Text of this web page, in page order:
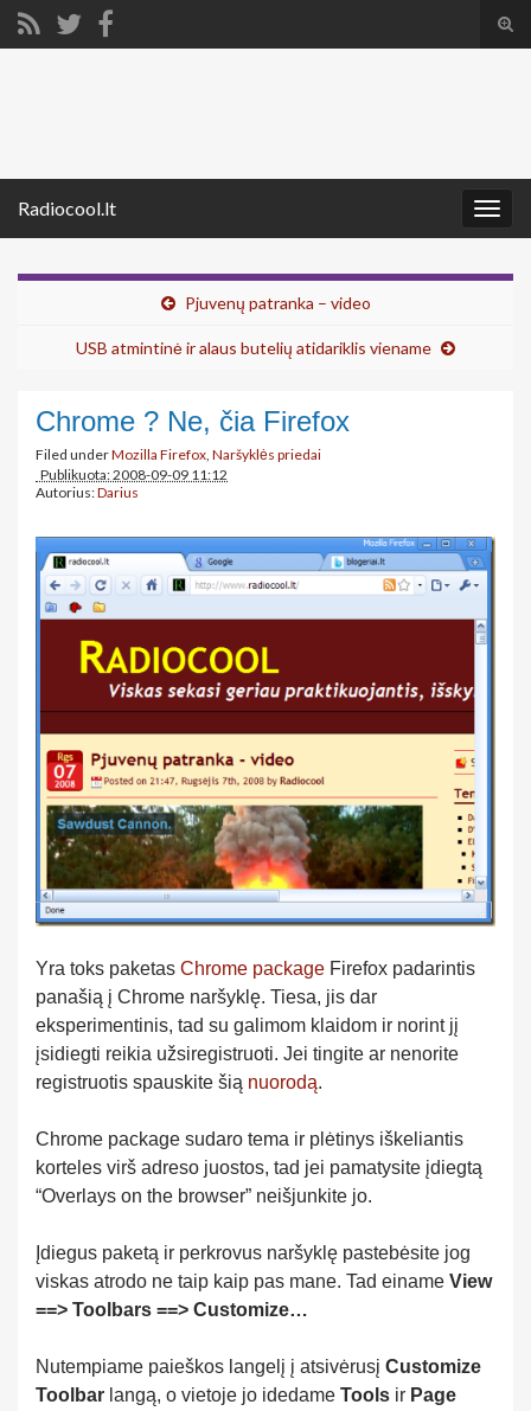
Radiocool.lt
Pjuvenų patranka – video
USB atmintinė ir alaus butelių atidariklis viename
Chrome ? Ne, čia Firefox
Filed underMozilla Firefox, Naršyklės priedai
Publikuota: 2008-09-09 11:12
Autorius:Darius
Yra toks paketas Chrome package Firefox padarintis
panašią į Chrome naršyklę. Tiesa, jis dar
eksperimentinis, tad su galimom klaidom ir norint jį
įsidiegti reikia užsiregistruoti. Jei tingite ar nenorite
registruotis spauskite šią nuorodą.
Chrome package sudaro tema ir plėtinys iškeliantis
korteles virš adreso juostos, tad jei pamatysite įdiegtą
“Overlays on the browser” neišjunkite jo.
Įdiegus paketą ir perkrovus naršyklę pastebėsite jog
viskas atrodo ne taip kaip pas mane. Tad einame View
==> Toolbars ==> Customize…
Nutempiame paieškos langelį į atsivėrusį Customize
Toolbar langą, o vietoje jo idedame Tools ir Page